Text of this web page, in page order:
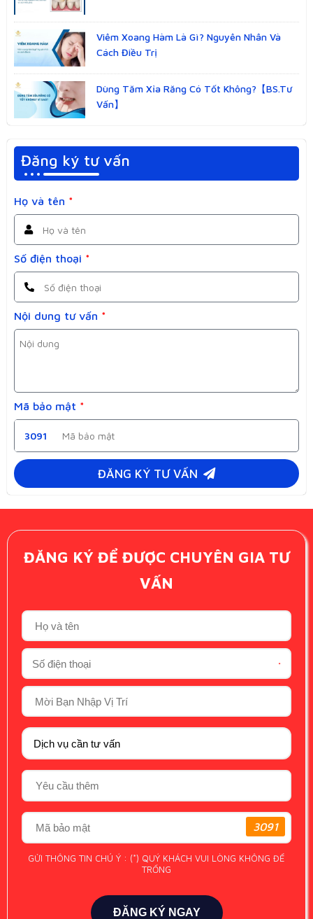
Viêm Xoang Hàm Là Gì? Nguyên Nhân Và
Cách Điều Trị
Dùng Tăm Xỉa Răng Có Tốt Không?【BS.Tư
Vấn】
Đăng ký tư vấn
Họ và tên *
Số điện thoại *
Nội dung tư vấn *
Mã bảo mật *
3091
ĐĂNG KÝ TƯ VẤN
ĐĂNG KÝ ĐỂ ĐƯỢC CHUYÊN GIA TƯ
VẤN
*
3091
GỬI THÔNG TIN CHÚ Ý : (*) QUÝ KHÁCH VUI LÒNG KHÔNG ĐỂ
TRỐNG
ĐĂNG KÝ NGAY